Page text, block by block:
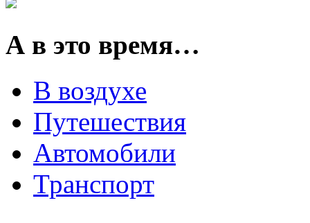
А в это время…
В воздухе
Путешествия
Автомобили
Транспорт